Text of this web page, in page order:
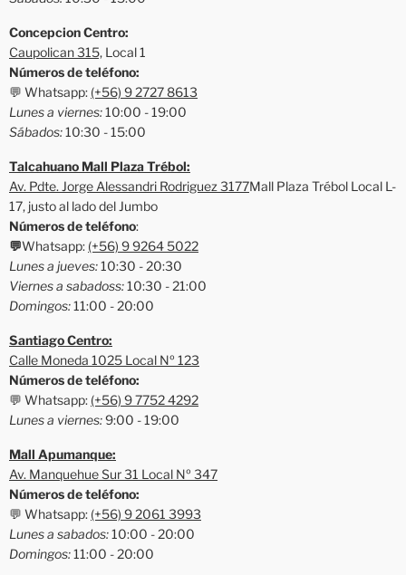
Concepcion Centro:
Caupolican 315, Local 1
Números de teléfono:
💬 Whatsapp: (+56) 9 2727 8613
Lunes a viernes:10:00 - 19:00
Sábados:10:30 - 15:00
Talcahuano Mall Plaza Trébol:
Av. Pdte. Jorge Alessandri Rodriguez 3177Mall Plaza Trébol Local L-
17, justo al lado del Jumbo
Números de teléfono:
💬Whatsapp: (+56) 9 9264 5022
Lunes a jueves:10:30 - 20:30
Viernes a sabadoss:10:30 - 21:00
Domingos:11:00 - 20:00
Santiago Centro:
Calle Moneda 1025 Local Nº 123
Números de teléfono:
💬 Whatsapp: (+56) 9 7752 4292
Lunes a viernes:9:00 - 19:00
Mall Apumanque:
Av. Manquehue Sur 31 Local Nº 347
Números de teléfono:
💬 Whatsapp: (+56) 9 2061 3993
Lunes a sabados:10:00 - 20:00
Domingos:11:00 - 20:00